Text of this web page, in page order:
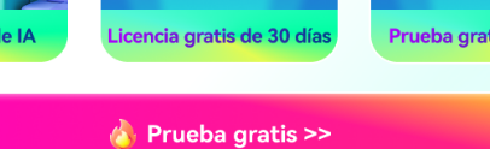
Windows
comenzar a modular las voces en tiempo
y una aplicación que esté utilizando para
así que puedes escoger los que mejor se